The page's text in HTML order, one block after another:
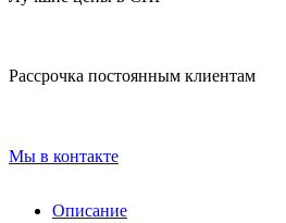
Рассрочка постоянным клиентам
Мы в контакте
Описание